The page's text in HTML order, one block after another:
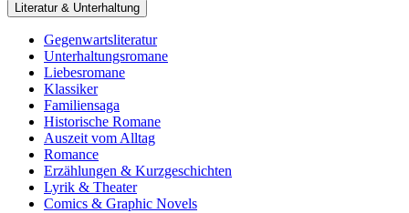
Literatur & Unterhaltung
Gegenwartsliteratur
Unterhaltungsromane
Liebesromane
Klassiker
Familiensaga
Historische Romane
Auszeit vom Alltag
Romance
Erzählungen & Kurzgeschichten
Lyrik & Theater
Comics & Graphic Novels